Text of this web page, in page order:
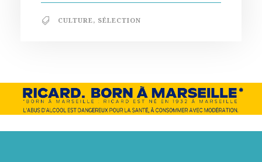
CULTURE, SÉLECTION